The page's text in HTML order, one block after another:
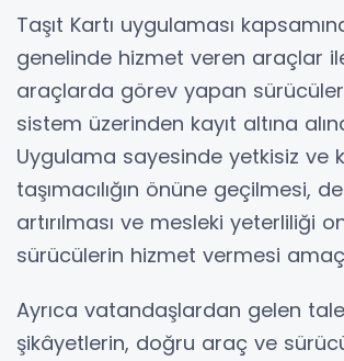
Taşıt Kartı uygulaması
genelinde hizmet veren araçlar
araçlarda görev yapan
sistem üzerinden kayıt altına
Uygulama sayesinde yetkisiz ve
taşımacılığın önüne geçilmesi,
artırılması ve mesleki yeterliliği
sürücülerin hizmet vermesi
Ayrıca vatandaşlardan gelen
şikâyetlerin, doğru araç ve